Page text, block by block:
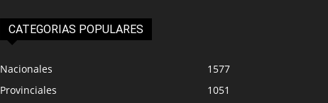
CATEGORIAS POPULARES
Nacionales
1577
Provinciales
1051